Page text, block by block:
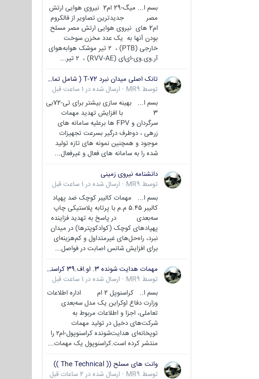
بسم ا... میگ-29 ام2 نیروی هوایی ارتش
مصر جدیدترین تصاویر از فالکروم
ام2 های نیروی هوایی ارتش مصر مسلح
بودن آنها به یک عدد مخزن سوخت
خارجی (PTB) ، ۲ تیر موشک هوابه‌هوای
آر.وی.وی-ای‌ای (RVV-AE) ، ۲ تیر...
تانک اصلی میدان نبرد T-72 ( شامل تمامی گونه ها )
توسط MR9
· ارسال شده در 1 ساعت قبل
بسم ا... بهینه سازی بیشتر برای تی-72بی
3 با افزایش تهدید مهمات
سرگردان و FPV ها برعلیه سامانه های
زرهی ، دوطرف درگیر بسرعت تجهیزات
موجود و همچنین نمونه های تازه تولید
شده را به سامانه های فعال و غیرفعال...
دانشنامه نیروی زمینی
توسط MR9
· ارسال شده در 1 ساعت قبل
بسم ا... مهمات کالیبر کوچک ضد پهپاد
کالیبر ۵.۴۵ م.م با پرتابه پلاستیکی چاپ
سه‌بعدی در پاسخ به تهدید فزاینده
پهپادهای کوچک (کوادکوپترها) در میدان
نبرد، راه‌حل‌های غیرمتداول و کم‌هزینه‌ای
برای افزایش شانس اصابت در فواصل...
مهمات هدایت شونده 3. او.اف.39 کراسنوپل/بصیر( Krasnopol 3OF39 )
توسط MR9
· ارسال شده در 1 ساعت قبل
بسم ا.. کراسنوپل 2 ام اداره اطلاعات
وزارت دفاع اوکراین یک مدل سه‌بعدی
تعاملی، اجزا و اطلاعات مربوط به
شرکت‌های دخیل در تولید مهمات
توپخانه‌ای هدایت‌شونده کراسنوپول-ام۲ را
منتشر کرده است.کراسنوپول یک مهمات...
وانت های مسلح (( The Technical ))
توسط MR9
· ارسال شده در 2 ساعات قبل